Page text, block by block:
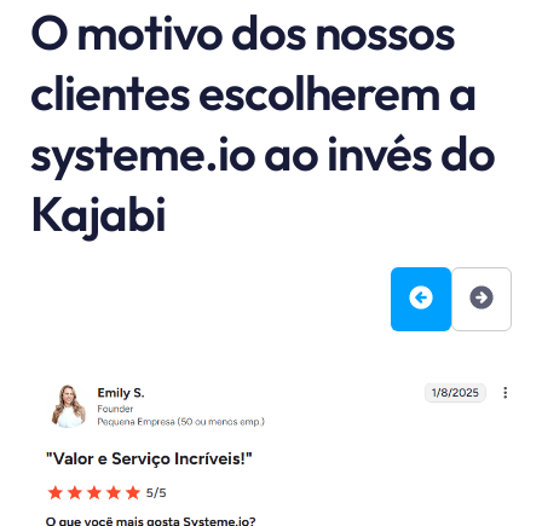
O motivo dos nossos
clientes escolherem a
systeme.io ao invés do
Kajabi